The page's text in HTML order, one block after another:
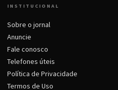
INSTITUCIONAL
Sobre o jornal
Anuncie
Fale conosco
Telefones úteis
Política de Privacidade
Termos de Uso